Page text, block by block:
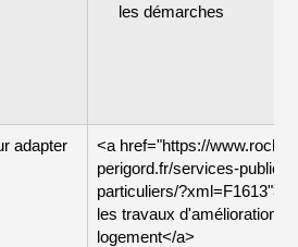
les démarches
adapter
<a href="https://
perigord.fr/services-publics-
particuliers/
les travaux d'amélioration
logement</a>